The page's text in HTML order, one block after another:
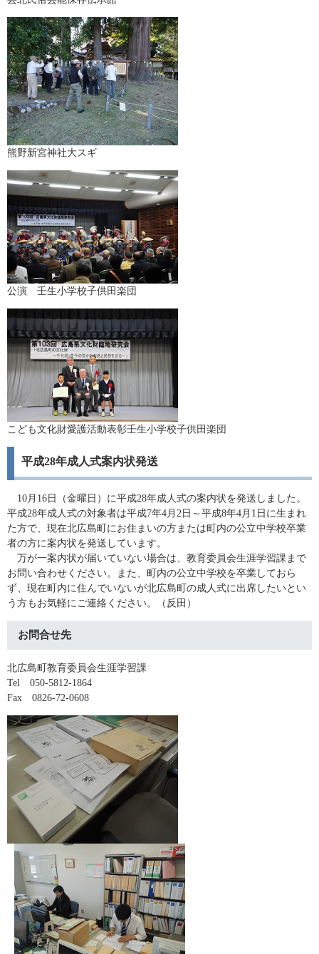
熊野新宮神社大スギ
公演 壬生小学校子供田楽団
こども文化財愛護活動表彰壬生小学校子供田楽団
平成28年成人式案内状発送
10月16日（金曜日）に平成28年成人式の案内状を発送しました。
平成28年成人式の対象者は平成7年4月2日～平成8年4月1日に生まれ
た方で、現在北広島町にお住まいの方または町内の公立中学校卒業
者の方に案内状を発送しています。
万が一案内状が届いていない場合は、教育委員会生涯学習課まで
お問い合わせください。また、町内の公立中学校を卒業しておら
ず、現在町内に住んでいないが北広島町の成人式に出席したいとい
う方もお気軽にご連絡ください。（反田）
お問合せ先
北広島町教育委員会生涯学習課
Tel 050-5812-1864
Fax 0826-72-0608